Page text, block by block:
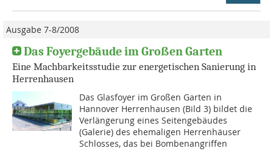
Ausgabe 7-8/2008
Das Foyergebäude im Großen Garten
Eine Machbarkeitsstudie zur energetischen Sanierung in
Herrenhausen
Das Glasfoyer im Großen Garten in
Hannover Herrenhausen (Bild 3) bildet die
Verlängerung eines Seitengebäudes
(Galerie) des ehemaligen Herrenhäuser
Schlosses, das bei Bombenangriffen